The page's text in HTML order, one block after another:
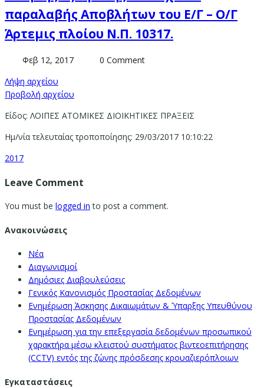
παραλαβής Αποβλήτων του Ε/Γ – Ο/Γ
Άρτεμις πλοίου Ν.Π. 10317.
Φεβ 12, 2017
0 Comment
Λήψη αρχείου
Προβολή αρχείου
Είδος: ΛΟΙΠΕΣ ΑΤΟΜΙΚΕΣ ΔΙΟΙΚΗΤΙΚΕΣ ΠΡΑΞΕΙΣ
Ημ/νία τελευταίας τροποποίησης: 29/03/2017 10:10:22
2017
Leave Comment
You must be logged in to post a comment.
Ανακοινώσεις
Νέα
Διαγωνισμοί
Δημόσιες Διαβουλεύσεις
Γενικός Κανονισμός Προστασίας Δεδομένων
Ενημέρωση Άσκησης Δικαιωμάτων & Ύπαρξης Υπευθύνου
Προστασίας Δεδομένων
Ενημέρωση για την επεξεργασία δεδομένων προσωπικού
χαρακτήρα μέσω κλειστού συστήματος βιντεοεπιτήρησης
(CCTV) εντός της ζώνης πρόσδεσης κρουαζιερόπλοιων
Εγκαταστάσεις